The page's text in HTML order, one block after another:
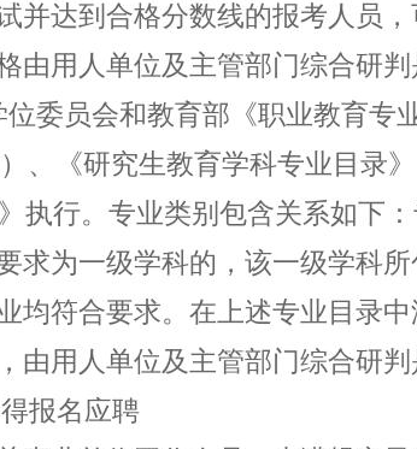
并达到合格分数线的报考人员
由用人单位及主管部门综合研判
委员会和教育部《职业教育专
、《研究生教育学科专业目录
执行。专业类别包含关系如下
求为一级学科的，该一级学科
均符合要求。在上述专业目录
由用人单位及主管部门综合研判
报名应聘